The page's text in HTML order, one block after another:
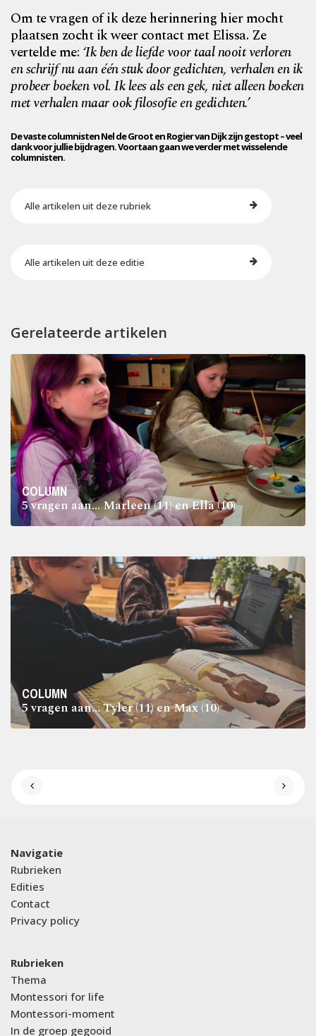
Om te vragen of ik deze herinnering hier mocht
plaatsen zocht ik weer contact met Elissa. Ze
vertelde me: ‘Ik ben de liefde voor taal nooit verloren
en schrijf nu aan één stuk door gedichten, verhalen en ik
probeer boeken vol. Ik lees als een gek, niet alleen boeken
met verhalen maar ook filosofie en gedichten.’
De vaste columnisten Nel de Groot en Rogier van Dijk zijn gestopt – veel
dank voor jullie bijdragen. Voortaan gaan we verder met wisselende
columnisten.
Alle artikelen uit deze rubriek
Alle artikelen uit deze editie
Gerelateerde artikelen
COLUMN
5 vragen aan… Marleen (11) en Ella (10)
COLUMN
5 vragen aan… Tyler (11) en Max (10)
Navigatie
Rubrieken
Edities
Contact
Privacy policy
Rubrieken
Thema
Montessori for life
Montessori-moment
In de groep gegooid